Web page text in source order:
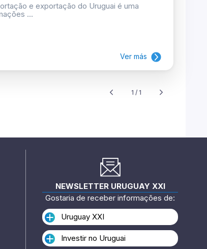
e exportação do Uruguai é uma
...
Ver más
1 / 1
NEWSLETTER URUGUAY XXI
Gostaria de receber informações de:
Uruguay XXI
Investir no Uruguai